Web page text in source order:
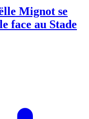
Mignot se
face au Stade